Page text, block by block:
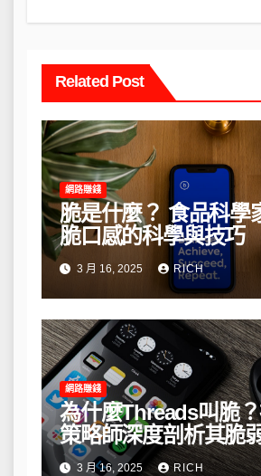
Related Post
網路賺錢
脆是什麼？ 食品科學
脆口感的科學與技巧
3 月 16, 2025 RICH
網路賺錢
為什麼Threads叫脆
策略師深度剖析其脆
3 月 16, 2025 RICH